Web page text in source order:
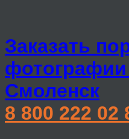
Заказать
фотографии
Смоленск
8 800 222 02